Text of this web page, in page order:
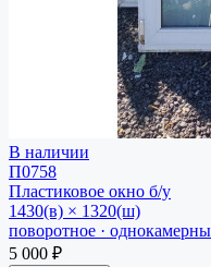
В наличии
П0758
Пластиковое окно б/у
1430(в) × 1320(ш)
поворотное ·
5 000 ₽